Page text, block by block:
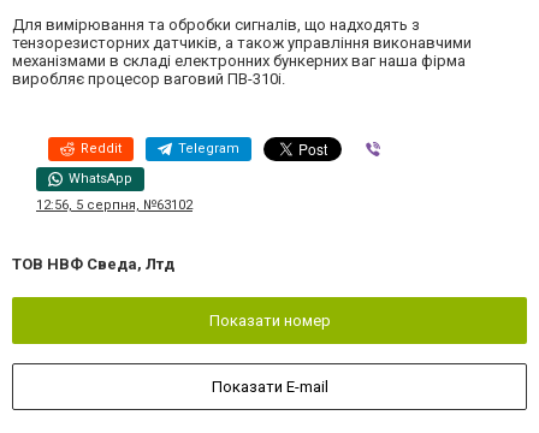
Для вимірювання та обробки сигналів, що надходять з
тензорезисторних датчиків, а також управління виконавчими
механізмами в складі електронних бункерних ваг наша фірма
виробляє процесор ваговий ПВ-310і.
Reddit Telegram
WhatsApp
12:56, 5 серпня, №63102
ТОВ НВФ Сведа, Лтд
Показати номер
Показати E-mail